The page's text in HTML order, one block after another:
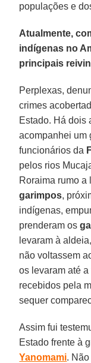
populações e
Atualmente,
indígenas no
principais
Perplexas,
crimes
Estado. Há dois
acompanhei
funcionários da
pelos rios
Roraima rumo
garimpos,
indígenas,
prenderam os
levaram à
não voltassem
os levaram até
recebidos pela
sequer
Assim fui
Estado frente à
Yanomami.